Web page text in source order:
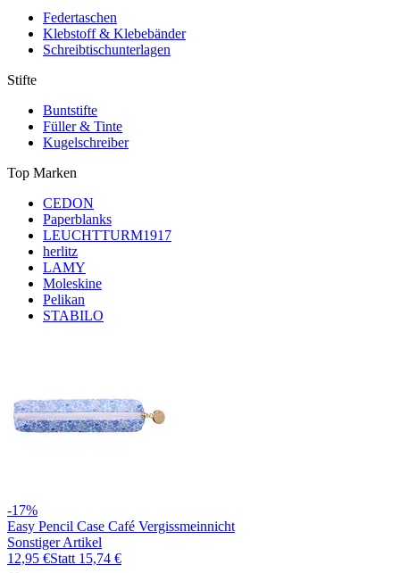
Federtaschen
Klebstoff & Klebebänder
Schreibtischunterlagen
Stifte
Buntstifte
Füller & Tinte
Kugelschreiber
Top Marken
CEDON
Paperblanks
LEUCHTTURM1917
herlitz
LAMY
Moleskine
Pelikan
STABILO
-17%
Easy Pencil Case Café Vergissmeinnicht
Sonstiger Artikel
12,95 €Statt 15,74 €